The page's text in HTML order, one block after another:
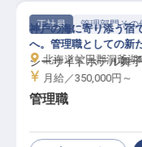
正社員 管理部門その
シーサイドホテル舞
管理職
神戸の海に寄り添う宿
へ。管理職としての新
北海道虻田郡洞爺湖
月給／350,000円～